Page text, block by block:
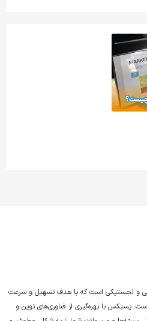
و لجستیکی است که با هدف تسهیل و سرعت
پستِکس با بهره‌گیری از فناوری‌های نوین و